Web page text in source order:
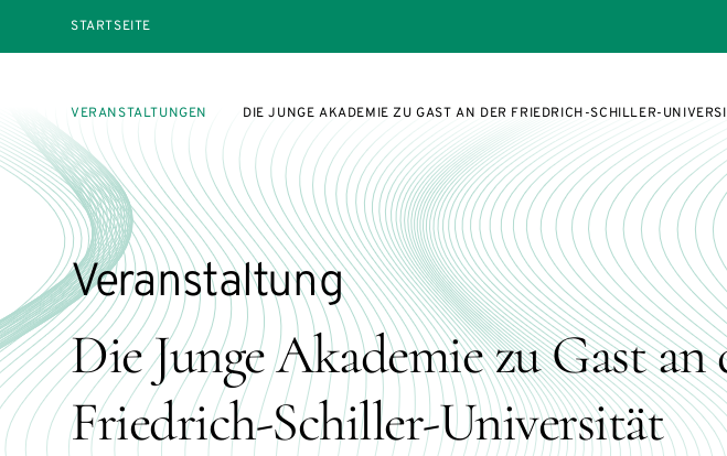
STARTSEITE
VERANSTALTUNGEN DIE JUNGE AKADEMIE ZU GAST AN DER FRIEDRICH-SCHILLER-
Die Junge Akademie zu Gast an
Friedrich-Schiller-Universität
Veranstaltung